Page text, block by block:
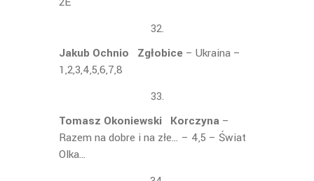
Jakub Ochnio Zgłobice – Ukraina –
1,2,3,4,5,6,7,8
Tomasz Okoniewski Korczyna –
Razem na dobre i na złe… – 4,5 – Świat
Olka…